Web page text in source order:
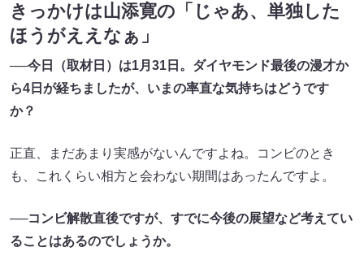
きっかけは山添寛の「じゃあ、単独した
ほうがええなぁ」
──今日（取材日）は1月31日。ダイヤモンド最後の漫才か
ら4日が経ちましたが、いまの率直な気持ちはどうです
か？
正直、まだあまり実感がないんですよね。コンビのとき
も、これくらい相方と会わない期間はあったんですよ。
──コンビ解散直後ですが、すでに今後の展望など考えてい
ることはあるのでしょうか。